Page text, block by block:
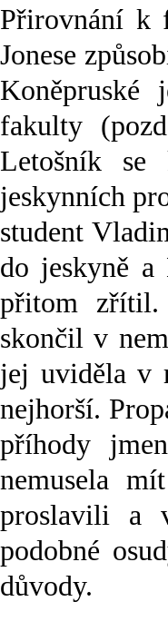
Přirovnání k
Jonese
Koněpruské
fakulty
Letošník se
jeskynních
student
do jeskyně a
přitom zřítil.
skončil v
jej uviděla v
nejhorší.
příhody
nemusela
proslavili a
podobné
důvody.